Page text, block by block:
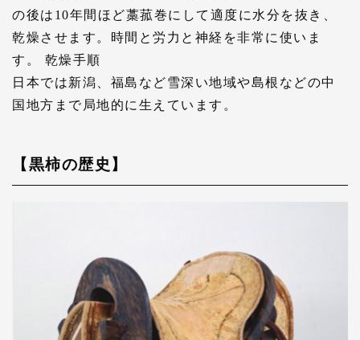
の後は10年間ほど藁菰巻にして適度に水分を抜き、
乾燥させます。時間と労力と神経を非常に使いま
す。 乾燥手順
日本では新潟、福島など雪深い地域や島根などの中
国地方まで局地的に生えています。
【黒柿の歴史】